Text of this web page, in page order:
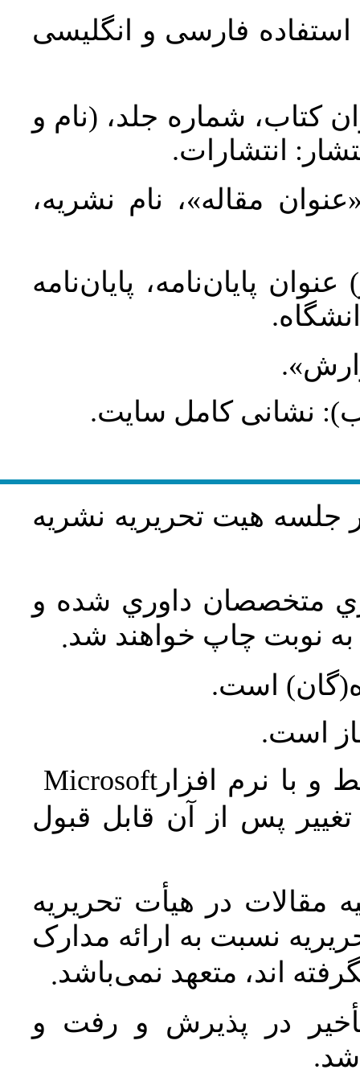
استفاده فارسی و انگلیسی
کتاب، شماره جلد، (نام و
انتشارات.
مقاله»، نام نشریه،
پایان‌نامه، پایان‌نامه
نشانی کامل سایت.
جلسه هيت تحريريه نشريه
متخصصان داوري شده و
نوبت چاپ خواهند شد.
است.
است.
و با نرم افزارMicrosoft
پس از آن قابل قبول
مقالات در هیأت تحریریه
نسبت به ارائه مدارک
اند، متعهد نمی‌باشد.
در پذیرش و رفت و
شد.